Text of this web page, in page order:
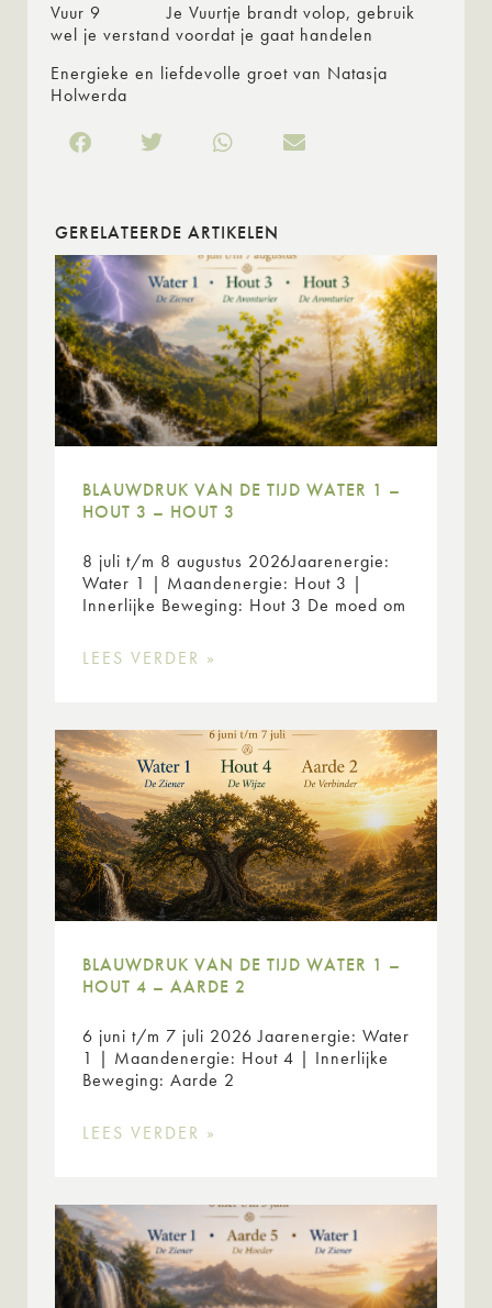
Vuur 9 Je Vuurtje brandt volop, gebruik
wel je verstand voordat je gaat handelen
Energieke en liefdevolle groet van Natasja
Holwerda
GERELATEERDE ARTIKELEN
BLAUWDRUK VAN DE TIJD WATER 1 –
HOUT 3 – HOUT 3
8 juli t/m 8 augustus 2026Jaarenergie:
Water 1 | Maandenergie: Hout 3 |
Innerlijke Beweging: Hout 3 De moed om
LEES VERDER »
BLAUWDRUK VAN DE TIJD WATER 1 –
HOUT 4 – AARDE 2
6 juni t/m 7 juli 2026 Jaarenergie: Water
1 | Maandenergie: Hout 4 | Innerlijke
Beweging: Aarde 2
LEES VERDER »